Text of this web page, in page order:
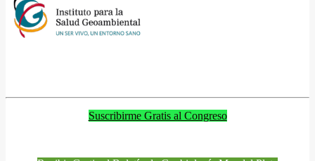
Suscribirme Gratis al Congreso